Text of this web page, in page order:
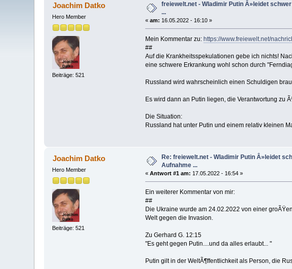
Joachim Datko
Hero Member
Beiträge: 521
freiewelt.net - Wladimir Putin Â»leidet
...
« am: 16.05.2022 - 16:10 »
Mein Kommentar zu: https://www.freiewelt.net/
##
Auf die Krankheitsspekulationen gebe ich nichts!
eine schwere Erkrankung wohl schon durch
Russland wird wahrscheinlich einen Schuldigen
Es wird dann an Putin liegen, die Verantwortung zu
Die Situation:
Russland hat unter Putin und einem relativ kleinen
Joachim Datko
Hero Member
Beiträge: 521
Re: freiewelt.net - Wladimir Putin Â»leidet
Aufnahme ...
« Antwort #1 am: 17.05.2022 - 16:54 »
Ein weiterer Kommentar von mir:
##
Die Ukraine wurde am 24.02.2022 von einer
Welt gegen die Invasion.
Zu Gerhard G. 12:15
"Es geht gegen Putin....und da alles erlaubt... "
Putin gilt in der WeltÃ¶ffentlichkeit als Person, die